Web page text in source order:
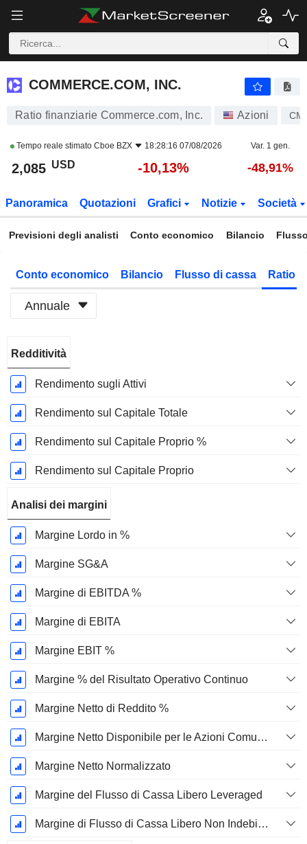
COMMERCE.COM, INC.
COMMERCE.COM, INC.
Ratio finanziarie Commerce.com, Inc. Azioni
Tempo reale stimato Cboe BZX 18:28:16 07/08/2026 Var. 1 gen.
2,085 USD -10,13% -48,91%
Panoramica Quotazioni Grafici Notizie Società
Previsioni degli analisti Conto economico Bilancio
Conto economico Bilancio Flusso di cassa Ratio
Annuale
Fiscale:
Dicembre
Redditività
Rendimento sugli Attivi
Rendimento sul Capitale Totale
Rendimento sul Capitale Proprio %
Rendimento sul Capitale Proprio
Analisi dei margini
Margine Lordo in %
Margine SG&A
Margine di EBITDA %
Margine di EBITA
Margine EBIT %
Margine % del Risultato Operativo Continuo
Margine Netto di Reddito %
Margine Netto Disponibile per le Azioni Comuni %
Margine Netto Normalizzato
Margine del Flusso di Cassa Libero Leveraged
Margine di Flusso di Cassa Libero Non Indebitato